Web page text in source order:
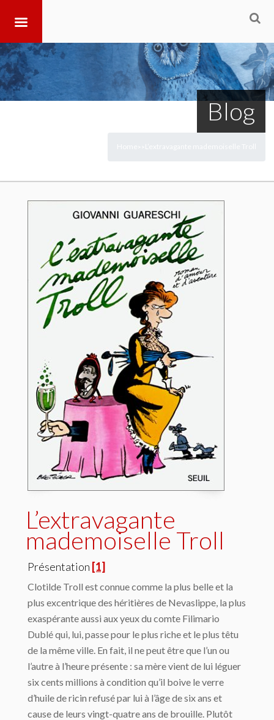
Blog
L’extravagante
mademoiselle Troll
Présentation [1]
Clotilde Troll est connue comme la plus belle et la
plus excentrique des héritières de Nevaslippe, la plus
exaspérante aussi aux yeux du comte Filimario
Dublé qui, lui, passe pour le plus riche et le plus têtu
de la même ville. En fait, il ne peut être que l’un ou
l’autre à l’heure présente : sa mère vient de lui léguer
six cents millions à condition qu’il boive le verre
d’huile de ricin refusé par lui à l’âge de six ans et
cause de leurs vingt-quatre ans de brouille. Plutôt